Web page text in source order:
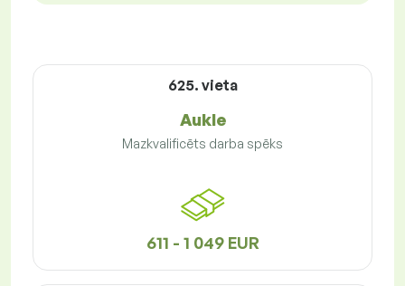
625. vieta
Aukle
Mazkvalificēts darba spēks
611 - 1 049 EUR